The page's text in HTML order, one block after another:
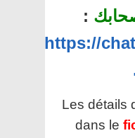
:
https://
Les détails
dans le